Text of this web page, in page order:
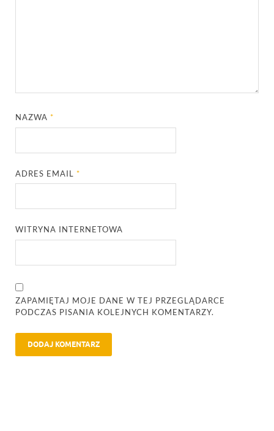
NAZWA*
ADRES EMAIL*
WITRYNA INTERNETOWA
ZAPAMIĘTAJ MOJE DANE W TEJ PRZEGLĄDARCE
PODCZAS PISANIA KOLEJNYCH KOMENTARZY.